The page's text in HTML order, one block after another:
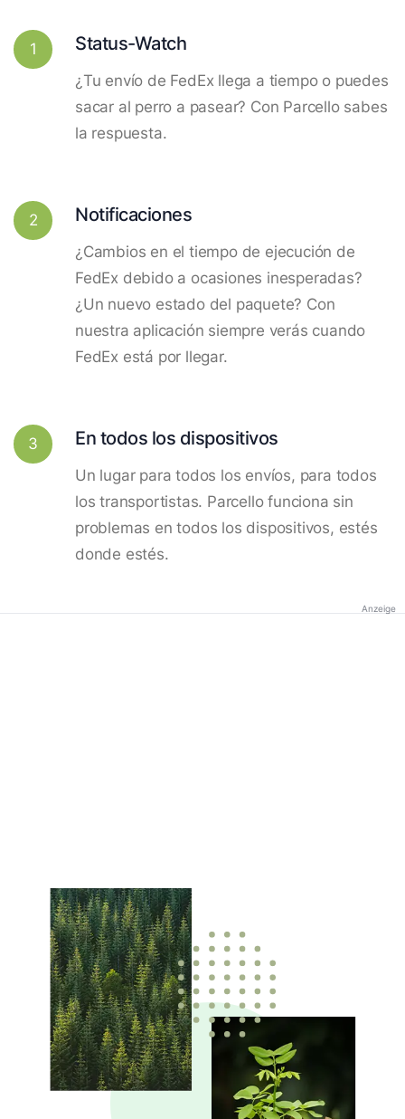
1 Status-Watch
¿Tu envío de FedEx llega a tiempo o puedes
sacar al perro a pasear? Con Parcello sabes
la respuesta.
2 Notificaciones
¿Cambios en el tiempo de ejecución de
FedEx debido a ocasiones inesperadas?
¿Un nuevo estado del paquete? Con
nuestra aplicación siempre verás cuando
FedEx está por llegar.
3 En todos los dispositivos
Un lugar para todos los envíos, para todos
los transportistas. Parcello funciona sin
problemas en todos los dispositivos, estés
donde estés.
Anzeige